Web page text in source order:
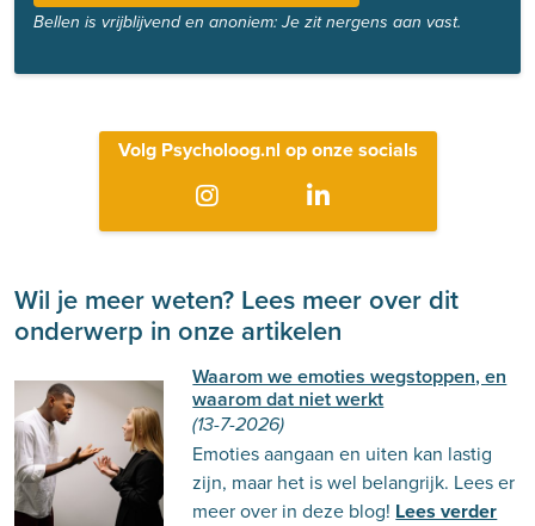
Bellen is vrijblijvend en anoniem: Je zit nergens aan vast.
Volg Psycholoog.nl op onze socials
Wil je meer weten? Lees meer over dit
onderwerp in onze artikelen
Waarom we emoties wegstoppen, en
waarom dat niet werkt
(13-7-2026)
Emoties aangaan en uiten kan lastig
zijn, maar het is wel belangrijk. Lees er
meer over in deze blog! Lees verder